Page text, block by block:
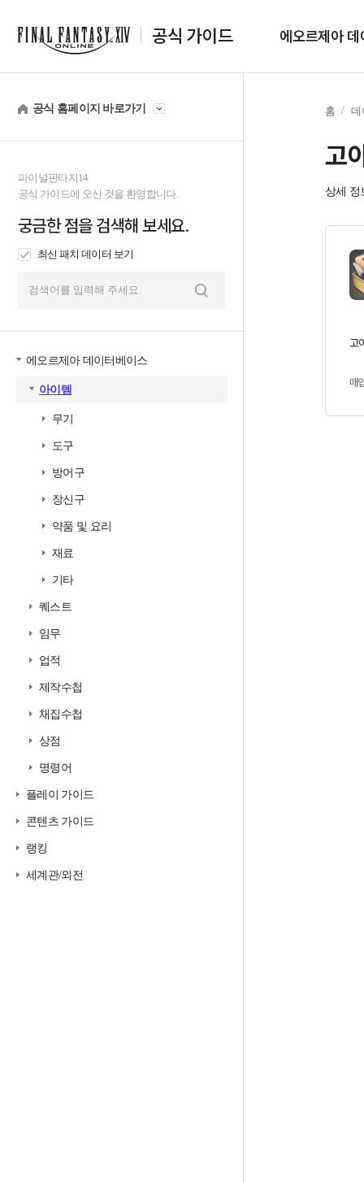
공식 가이드 에오르제아
공식 홈페이지 바로가기
파이널판타지14
공식 가이드에 오신 것을 환영합니다.
궁금한 점을 검색해 보세요.
최신 패치 데이터 보기
에오르제아 데이터베이스
아이템
무기
도구
방어구
장신구
약품 및 요리
재료
기타
퀘스트
임무
업적
제작수첩
채집수첩
상점
명령어
플레이 가이드
콘텐츠 가이드
랭킹
세계관/외전
홈 데
고
상세 정
고
매